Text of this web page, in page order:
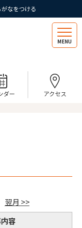
がなをつける
MENU
ダー アクセス
翌月 >>
容